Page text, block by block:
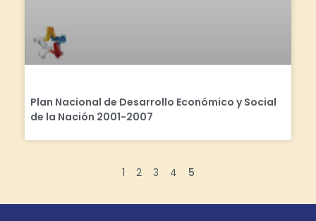
Plan Nacional de Desarrollo Económico y Social
de la Nación 2001-2007
1 2 3 4 5